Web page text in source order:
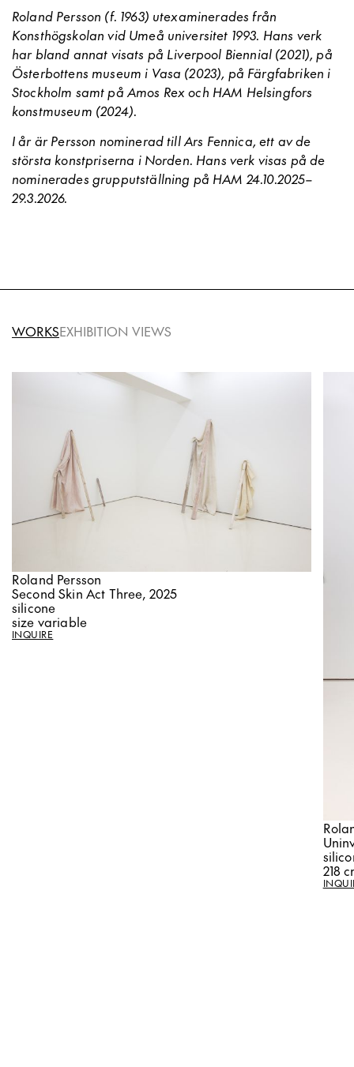
Roland Persson (f. 1963) utexaminerades från
Konsthögskolan vid Umeå universitet 1993. Hans verk
har bland annat visats på Liverpool Biennial (2021), på
Österbottens museum i Vasa (2023), på Färgfabriken i
Stockholm samt på Amos Rex och HAM Helsingfors
konstmuseum (2024).
I år är Persson nominerad till Ars Fennica, ett av de
största konstpriserna i Norden. Hans verk visas på de
nominerades grupputställning på HAM 24.10.2025–
29.3.2026.
WORKSEXHIBITION VIEWS
Roland Persson
Second Skin Act Three, 2025
silicone
size variable
INQUIRE
218